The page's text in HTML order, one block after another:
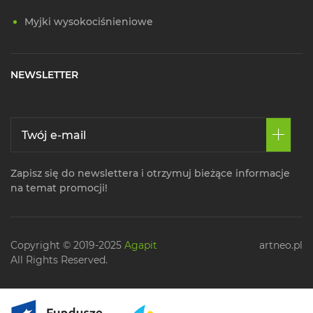
Myjki wysokociśnieniowe
NEWSLETTER
Zapisz się do newslettera i otrzymuj bieżące informacje
na temat promocji!
Copyright © 2019-2025 Agapit
All Rights Reserved.
artneo.pl